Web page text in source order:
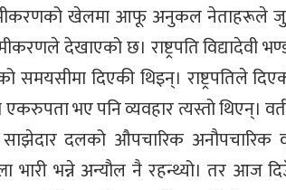
खेलमा आफू अनुकल नेताहरूले
देखाएको छ। राष्ट्रपति विद्यादेवी
दिएकी थिइन्। राष्ट्रपतिले
भए पनि व्यवहार त्यस्तो थिएन्।
दलको औपचारिक अनौपचारिक
भारी भन्ने अन्यौल नै रहन्थ्यो। तर आज